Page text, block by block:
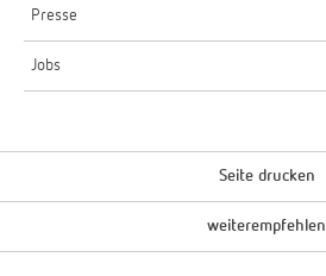
Presse
Jobs
Seite drucken
weiterempfehlen